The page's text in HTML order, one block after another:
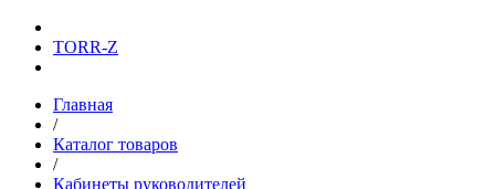
TORR-Z
Главная
/
Каталог товаров
/
Кабинеты руководителей